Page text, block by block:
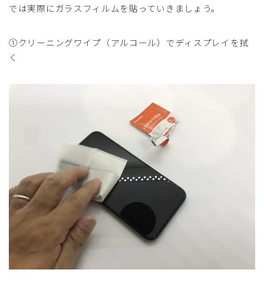
では実際にガラスフィルムを貼っていきましょう。
①クリーニングワイプ（アルコール）でディスプレイを拭
く